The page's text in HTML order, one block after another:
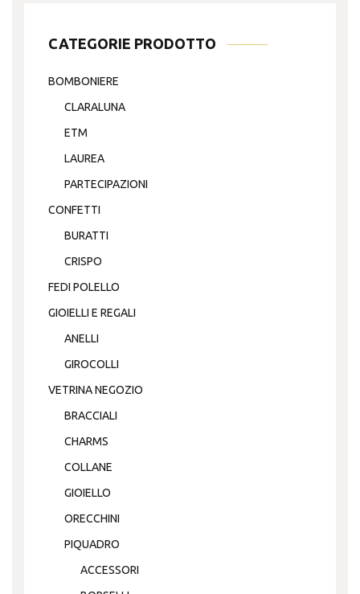
CATEGORIE PRODOTTO
BOMBONIERE
CLARALUNA
ETM
LAUREA
PARTECIPAZIONI
CONFETTI
BURATTI
CRISPO
FEDI POLELLO
GIOIELLI E REGALI
ANELLI
GIROCOLLI
VETRINA NEGOZIO
BRACCIALI
CHARMS
COLLANE
GIOIELLO
ORECCHINI
PIQUADRO
ACCESSORI